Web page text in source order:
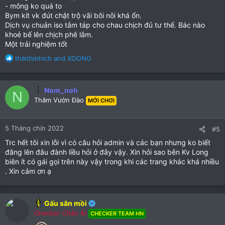
- mông ko quá to
Bym kít vk đút chật trộ vãi bôi nôi khá ổn.
Dịch vụ chuản iso tắm táp cho chau chịch đủ tư thế. Bác nào
khoẻ bế lên chịch phê lắm.
Một trải nghiệm tốt
R
c
t
o
n
s
thikthinhich and XOONG
N Nom_noh
Thăm Vườn Đào MỚI CHƠI
5 Tháng chín 2022 #5
Trc hết tôi xin lỗi vì có câu hỏi admin và các bạn nhưng ko biết
đăng lên đâu đành liều hỏi ở đây vậy. Xin hỏi sao bên Kv Long
biên ít có gái gọi trên này vậy trong khi các trang khác khá nhiều
. Xin cảm ơn ạ
Gấu săn mồi
Checker Chân Ái CHECKER TEAM HN